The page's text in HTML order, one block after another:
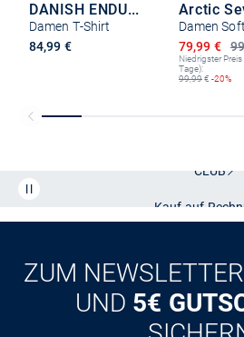
DANISH ENDURANCE
Damen T-Shirt
84,99 €
Arctic
Ermäßigter
79,99 €
Niedrigster
Tage):
99,99€ -20%
CLUB
ZUM
UND 5€